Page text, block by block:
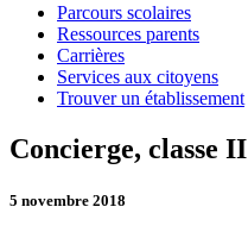
Parcours scolaires
Ressources parents
Carrières
Services aux citoyens
Trouver un établissement
Concierge, classe II
5 novembre 2018